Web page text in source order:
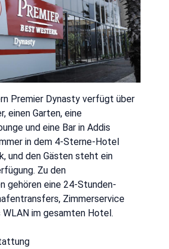
Premier Dynasty verfügt über
einen Garten, eine
und eine Bar in Addis
in dem 4-Sterne-Hotel
und den Gästen steht ein
Zu den
gehören eine 24-Stunden-
Zimmerservice
im gesamten Hotel.